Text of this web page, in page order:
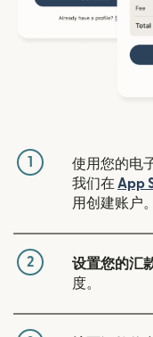
1 使用您的电
我们在 App
用创建账户。
2 设置您的汇
度。